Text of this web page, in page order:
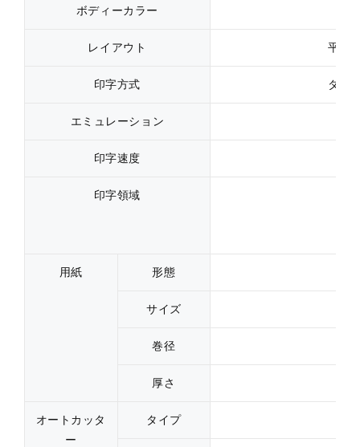
ボディーカラー
レイアウト 平置
印字方式 ダイ
エミュレーション
印字速度
印字領域
用紙 形態
サイズ
巻径
厚さ
オートカッタ
ー
タイプ